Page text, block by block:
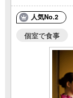
人気No.2
個室で食事